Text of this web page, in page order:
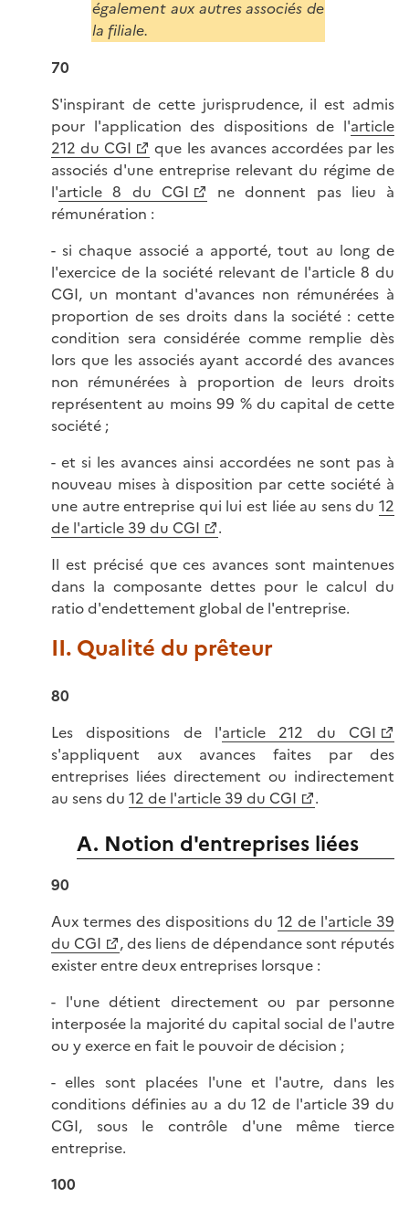
également aux autres associés de
la filiale.
70
S'inspirant de cette jurisprudence, il est admis
pour l'application des dispositions de l'article
212 du CGI
que les avances accordées par les
associés d'une entreprise relevant du régime de
l'article 8 du CGI
ne donnent pas lieu à
rémunération :
- si chaque associé a apporté, tout au long de
l'exercice de la société relevant de l'article 8 du
CGI, un montant d'avances non rémunérées à
proportion de ses droits dans la société : cette
condition sera considérée comme remplie dès
lors que les associés ayant accordé des avances
non rémunérées à proportion de leurs droits
représentent au moins 99 % du capital de cette
société ;
- et si les avances ainsi accordées ne sont pas à
nouveau mises à disposition par cette société à
une autre entreprise qui lui est liée au sens du 12
de l'article 39 du CGI
.
Il est précisé que ces avances sont maintenues
dans la composante dettes pour le calcul du
ratio d'endettement global de l'entreprise.
II. Qualité du prêteur
80
Les dispositions de l'article 212 du CGI
s'appliquent aux avances faites par des
entreprises liées directement ou indirectement
au sens du 12 de l'article 39 du CGI .
A. Notion d'entreprises liées
90
Aux termes des dispositions du 12 de l'article 39
du CGI
, des liens de dépendance sont réputés
exister entre deux entreprises lorsque :
- l'une détient directement ou par personne
interposée la majorité du capital social de l'autre
ou y exerce en fait le pouvoir de décision ;
- elles sont placées l'une et l'autre, dans les
conditions définies au a du 12 de l'article 39 du
CGI, sous le contrôle d'une même tierce
entreprise.
100